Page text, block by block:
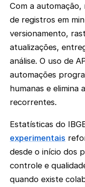
Com a
de registros em
versionamento,
atualizações,
análise. O uso de
automações
humanas e elimina
recorrentes.
Estatísticas do
experimentais
desde o início dos
controle e
quando existe